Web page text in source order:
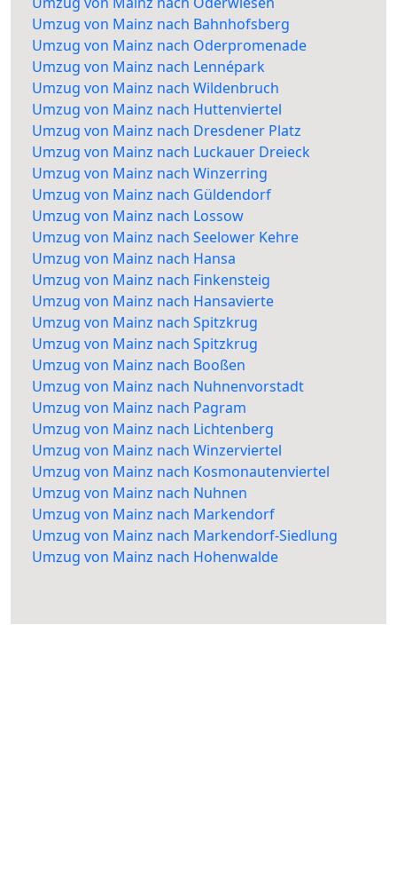
Umzug von Mainz nach Bahnhofsberg
Umzug von Mainz nach Oderpromenade
Umzug von Mainz nach Lennépark
Umzug von Mainz nach Wildenbruch
Umzug von Mainz nach Huttenviertel
Umzug von Mainz nach Dresdener Platz
Umzug von Mainz nach Luckauer Dreieck
Umzug von Mainz nach Winzerring
Umzug von Mainz nach Güldendorf
Umzug von Mainz nach Lossow
Umzug von Mainz nach Seelower Kehre
Umzug von Mainz nach Hansa
Umzug von Mainz nach Finkensteig
Umzug von Mainz nach Hansavierte
Umzug von Mainz nach Spitzkrug
Umzug von Mainz nach Spitzkrug
Umzug von Mainz nach Booßen
Umzug von Mainz nach Nuhnenvorstadt
Umzug von Mainz nach Pagram
Umzug von Mainz nach Lichtenberg
Umzug von Mainz nach Winzerviertel
Umzug von Mainz nach Kosmonautenviertel
Umzug von Mainz nach Nuhnen
Umzug von Mainz nach Markendorf
Umzug von Mainz nach Markendorf-Siedlung
Umzug von Mainz nach Hohenwalde